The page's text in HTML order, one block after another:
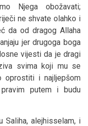
Njega obožavati;
ne shvate olahko i
da od dragog Allaha
jer drugoga boga
vijesti da je dragi
svima koji mu se
oprostiti i najljepšom
putem i budu
Saliha, alejhisselam, i